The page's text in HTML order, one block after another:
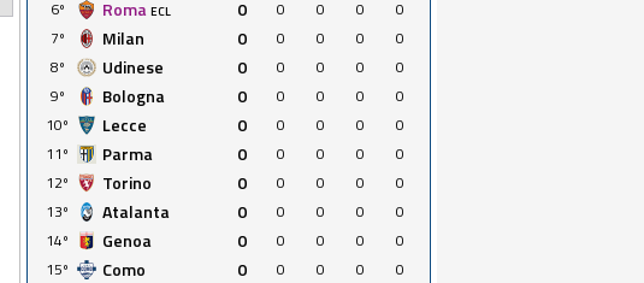
6º
Roma ECL 0 0 0 0
0
7º
Milan 0 0 0 0
0
8º
Udinese 0 0 0 0
0
9º
Bologna 0 0 0 0
0
10º
Lecce 0 0 0 0
0
11º
Parma 0 0 0 0
0
12º
Torino 0 0 0 0
0
13º
Atalanta 0 0 0 0
0
14º
Genoa 0 0 0 0
0
15º
Como 0 0 0 0
0